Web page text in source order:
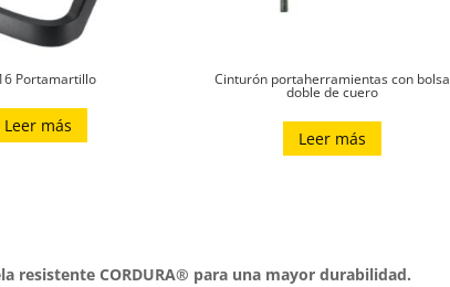
Portamartillo
Leer más
Cinturón portaherramientas con bolsa
doble de cuero
Leer más
resistente CORDURA® para una mayor durabilidad.